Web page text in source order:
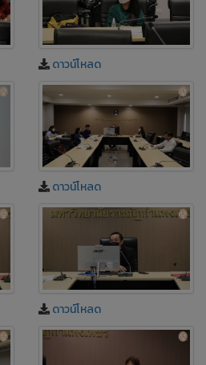
ดาวน์โหลด
ดาวน์โหลด
ดาวน์โหลด